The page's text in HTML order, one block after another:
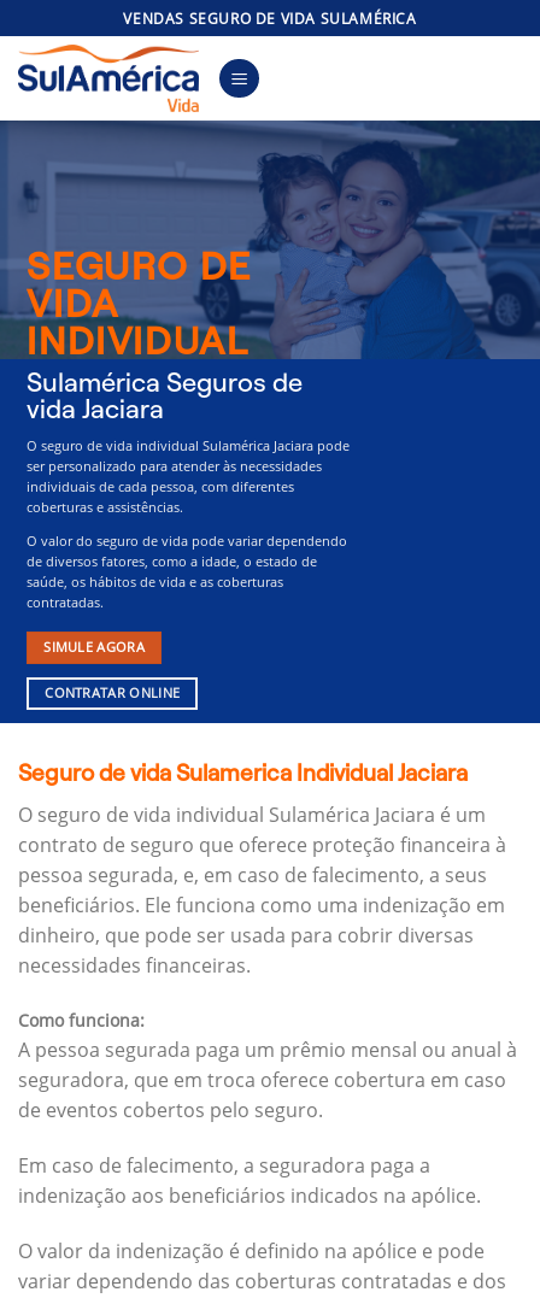
to
content
VENDAS SEGURO DE VIDA SULAMÉRICA
SEGURO DE
VIDA
INDIVIDUAL
Sulamérica Seguros de
vida Jaciara
O seguro de vida individual Sulamérica Jaciara pode
ser personalizado para atender às necessidades
individuais de cada pessoa, com diferentes
coberturas e assistências.
O valor do seguro de vida pode variar dependendo
de diversos fatores, como a idade, o estado de
saúde, os hábitos de vida e as coberturas
contratadas.
SIMULE AGORA
CONTRATAR ONLINE
Seguro de vida Sulamerica Individual Jaciara
O seguro de vida individual Sulamérica Jaciara é um
contrato de seguro que oferece proteção financeira à
pessoa segurada, e, em caso de falecimento, a seus
beneficiários. Ele funciona como uma indenização em
dinheiro, que pode ser usada para cobrir diversas
necessidades financeiras.
Como funciona:
A pessoa segurada paga um prêmio mensal ou anual à
seguradora, que em troca oferece cobertura em caso
de eventos cobertos pelo seguro.
Em caso de falecimento, a seguradora paga a
indenização aos beneficiários indicados na apólice.
O valor da indenização é definido na apólice e pode
variar dependendo das coberturas contratadas e dos